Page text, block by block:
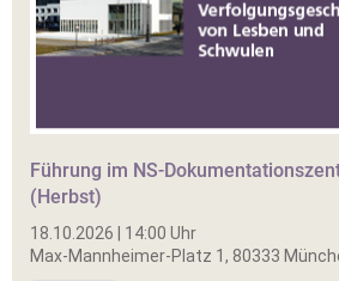
Führung im NS-
(Herbst)
18.10.2026 | 14:00 Uhr
Max-Mannheimer-Platz 1, 80333